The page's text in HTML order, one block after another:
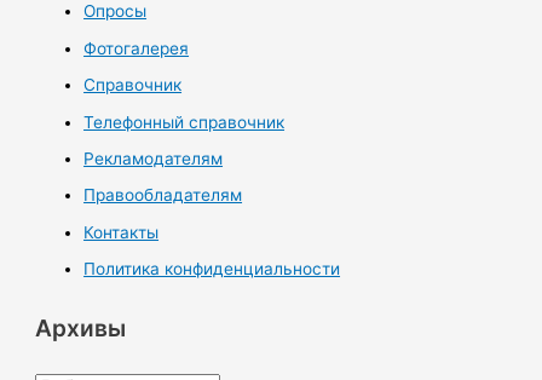
Опросы
Фотогалерея
Справочник
Телефонный справочник
Рекламодателям
Правообладателям
Контакты
Политика конфиденциальности
Архивы